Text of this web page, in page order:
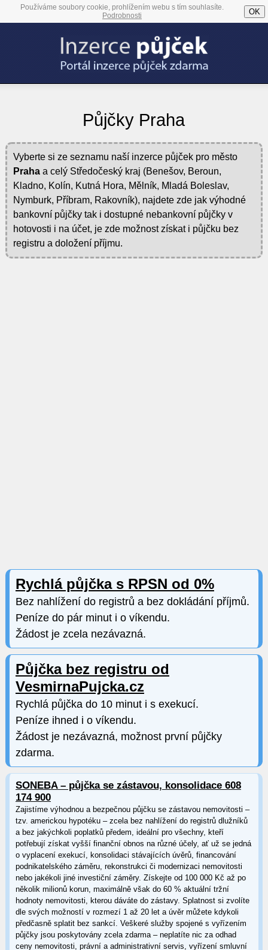
Používáme soubory cookie, prohlížením webu s tím souhlasíte.
Podrobnosti
OK
Půjčky Praha
Vyberte si ze seznamu naší inzerce půjček pro město
Prahaa celý Středočeský kraj (Benešov, Beroun,
Kladno, Kolín, Kutná Hora, Mělník, Mladá Boleslav,
Nymburk, Příbram, Rakovník), najdete zde jak výhodné
bankovní půjčky tak i dostupné nebankovní půjčky v
hotovosti i na účet, je zde možnost získat i půjčku bez
registru a doložení příjmu.
Rychlá půjčka s RPSN od 0%
Bez nahlížení do registrů a bez dokládání příjmů.
Peníze do pár minut i o víkendu.
Žádost je zcela nezávazná.
Půjčka bez registru od
VesmirnaPujcka.cz
Rychlá půjčka do 10 minut i s exekucí.
Peníze ihned i o víkendu.
Žádost je nezávazná, možnost první půjčky
zdarma.
SONEBA – půjčka se zástavou, konsolidace 608
174 900
Zajistíme výhodnou a bezpečnou půjčku se zástavou nemovitosti –
tzv. americkou hypotéku – zcela bez nahlížení do registrů dlužníků
a bez jakýchkoli poplatků předem, ideální pro všechny, kteří
potřebují získat vyšší finanční obnos na různé účely, ať už se jedná
o vyplacení exekucí, konsolidaci stávajících úvěrů, financování
podnikatelského záměru, rekonstrukci či modernizaci nemovitosti
nebo jakékoli jiné investiční záměry. Získejte od 100 000 Kč až po
několik milionů korun, maximálně však do 60 % aktuální tržní
hodnoty nemovitosti, kterou dáváte do zástavy. Splatnost si zvolíte
dle svých možností v rozmezí 1 až 20 let a úvěr můžete kdykoli
předčasně splatit bez sankcí. Veškeré služby spojené s vyřízením
půjčky jsou poskytovány zcela zdarma – neplatíte nic za odhad
ceny nemovitosti, právní a administrativní servis, vyřízení smluvní